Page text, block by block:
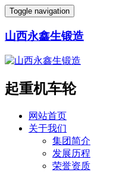
Toggle navigation
山西永鑫生锻造
起重机车轮
网站首页
关于我们
集团简介
发展历程
荣誉资质